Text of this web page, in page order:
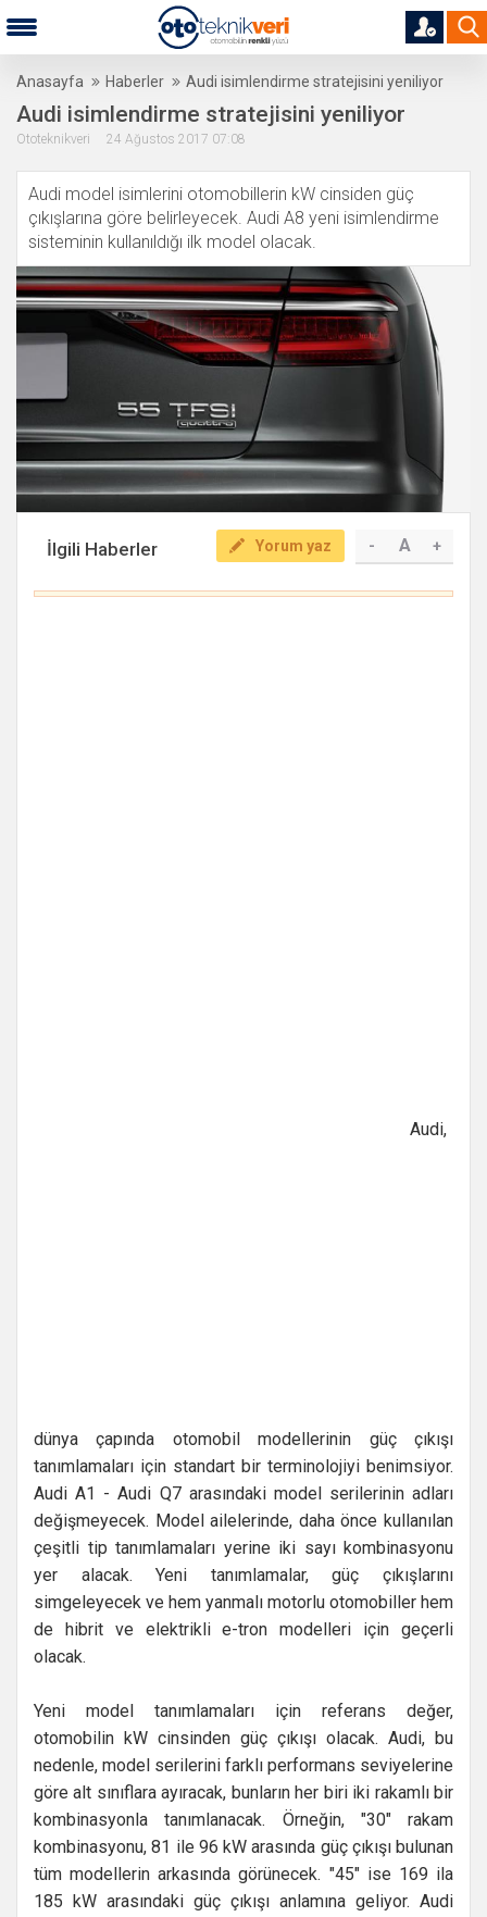
Anasayfa Haberler Audi isimlendirme stratejisini yeniliyor
Audi isimlendirme stratejisini yeniliyor
Ototeknikveri 24 Ağustos 2017 07:08
Audi model isimlerini otomobillerin kW cinsiden güç
çıkışlarına göre belirleyecek. Audi A8 yeni isimlendirme
sisteminin kullanıldığı ilk model olacak.
- A +
Yorum yaz
İlgili Haberler
Audi,
dünya çapında otomobil modellerinin güç çıkışı
tanımlamaları için standart bir terminolojiyi benimsiyor.
Audi A1 - Audi Q7 arasındaki model serilerinin adları
değişmeyecek. Model ailelerinde, daha önce kullanılan
çeşitli tip tanımlamaları yerine iki sayı kombinasyonu
yer alacak. Yeni tanımlamalar, güç çıkışlarını
simgeleyecek ve hem yanmalı motorlu otomobiller hem
de hibrit ve elektrikli e-tron modelleri için geçerli
olacak.
Yeni model tanımlamaları için referans değer,
otomobilin kW cinsinden güç çıkışı olacak. Audi, bu
nedenle, model serilerini farklı performans seviyelerine
göre alt sınıflara ayıracak, bunların her biri iki rakamlı bir
kombinasyonla tanımlanacak. Örneğin, "30" rakam
kombinasyonu, 81 ile 96 kW arasında güç çıkışı bulunan
tüm modellerin arkasında görünecek. "45" ise 169 ila
185 kW arasındaki güç çıkışı anlamına geliyor. Audi